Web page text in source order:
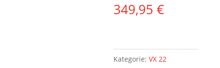
349,95€
Kategorie:VX 22